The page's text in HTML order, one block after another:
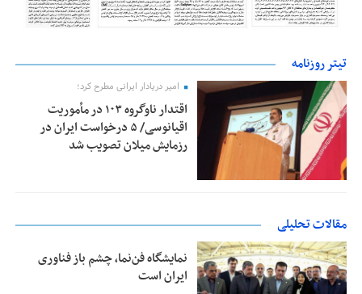
تیتر روزنامه
امیر دریادار ایرانی مطرح کرد؛
اقتدار ناوگروه ۱۰۳ در مأموریت‌
اقیانوسی/ ۵ درخواست ایران در
رزمایش میلان تصویب شد
مقالات تحلیلی
نمایشگاه فن‌نما، چشم باز فناوری
ایران است